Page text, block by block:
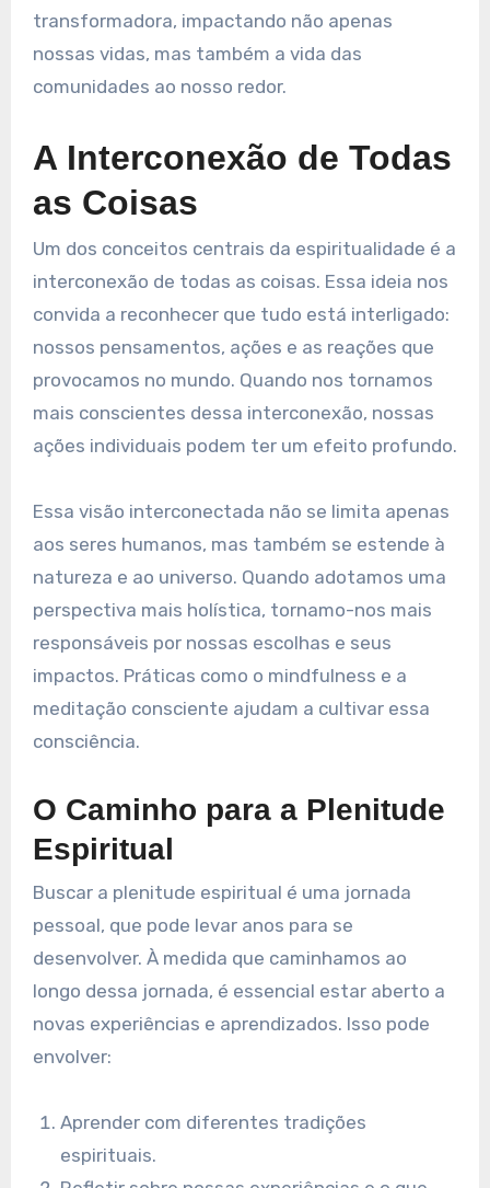
transformadora, impactando não apenas
nossas vidas, mas também a vida das
comunidades ao nosso redor.
A Interconexão de Todas
as Coisas
Um dos conceitos centrais da espiritualidade é a
interconexão de todas as coisas. Essa ideia nos
convida a reconhecer que tudo está interligado:
nossos pensamentos, ações e as reações que
provocamos no mundo. Quando nos tornamos
mais conscientes dessa interconexão, nossas
ações individuais podem ter um efeito profundo.
Essa visão interconectada não se limita apenas
aos seres humanos, mas também se estende à
natureza e ao universo. Quando adotamos uma
perspectiva mais holística, tornamo-nos mais
responsáveis por nossas escolhas e seus
impactos. Práticas como o mindfulness e a
meditação consciente ajudam a cultivar essa
consciência.
O Caminho para a Plenitude
Espiritual
Buscar a plenitude espiritual é uma jornada
pessoal, que pode levar anos para se
desenvolver. À medida que caminhamos ao
longo dessa jornada, é essencial estar aberto a
novas experiências e aprendizados. Isso pode
envolver:
Aprender com diferentes tradições
espirituais.